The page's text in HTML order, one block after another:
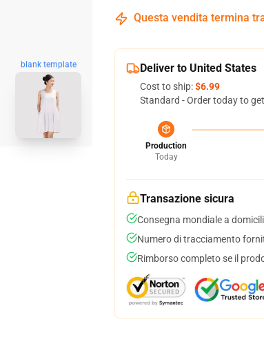
blank template
Questa vendita termina
Deliver to United States
Cost to ship:$6.99
Standard - Order today to
Production
Today
Transazione sicura
Consegna mondiale a
Numero di tracciamento
Rimborso completo se il